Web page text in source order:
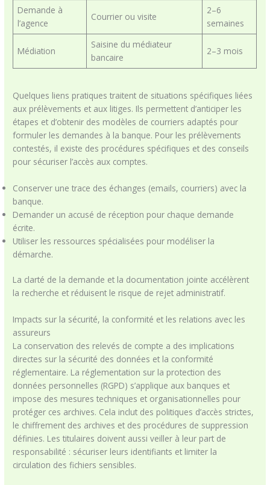
Demande à
l’agence
Courrier ou visite
2–6
semaines
Médiation
Saisine du médiateur
bancaire
2–3 mois
Quelques liens pratiques traitent de situations spécifiques liées
aux prélèvements et aux litiges. Ils permettent d’anticiper les
étapes et d’obtenir des modèles de courriers adaptés pour
formuler les demandes à la banque. Pour les prélèvements
contestés, il existe des procédures spécifiques et des conseils
pour sécuriser l’accès aux comptes.
Conserver une trace des échanges (emails, courriers) avec la
banque.
Demander un accusé de réception pour chaque demande
écrite.
Utiliser les ressources spécialisées pour modéliser la
démarche.
La clarté de la demande et la documentation jointe accélèrent
la recherche et réduisent le risque de rejet administratif.
Impacts sur la sécurité, la conformité et les relations avec les
assureurs
La conservation des relevés de compte a des implications
directes sur la sécurité des données et la conformité
réglementaire. La réglementation sur la protection des
données personnelles (RGPD) s’applique aux banques et
impose des mesures techniques et organisationnelles pour
protéger ces archives. Cela inclut des politiques d’accès strictes,
le chiffrement des archives et des procédures de suppression
définies. Les titulaires doivent aussi veiller à leur part de
responsabilité : sécuriser leurs identifiants et limiter la
circulation des fichiers sensibles.